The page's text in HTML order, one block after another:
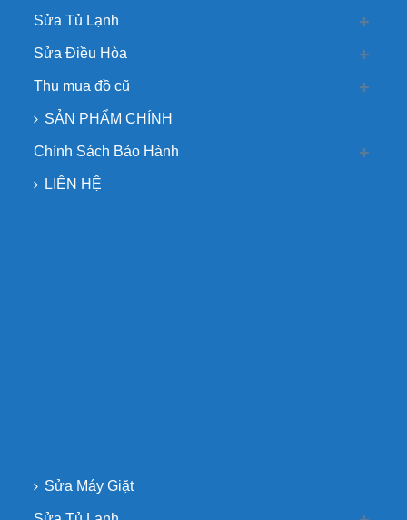
Sửa Tủ Lạnh
Sửa Điều Hòa
Thu mua đồ cũ
SẢN PHẨM CHÍNH
Chính Sách Bảo Hành
LIÊN HỆ
Sửa Máy Giặt